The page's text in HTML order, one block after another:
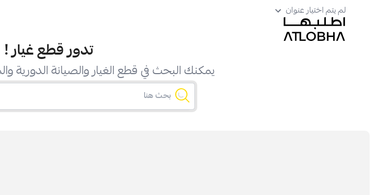
لم يتم اختيار عنوان
تدور قطع غيار!
يمكنك البحث في قطع الغيار والصيانة الدورية